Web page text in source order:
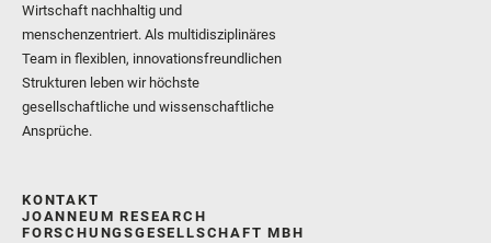
Wirtschaft nachhaltig und
menschenzentriert. Als multidisziplinäres
Team in flexiblen, innovationsfreundlichen
Strukturen leben wir höchste
gesellschaftliche und wissenschaftliche
Ansprüche.
KONTAKT
JOANNEUM RESEARCH
FORSCHUNGSGESELLSCHAFT MBH